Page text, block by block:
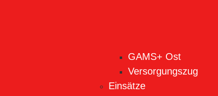
GAMS+ Ost
Versorgungszug
Einsätze